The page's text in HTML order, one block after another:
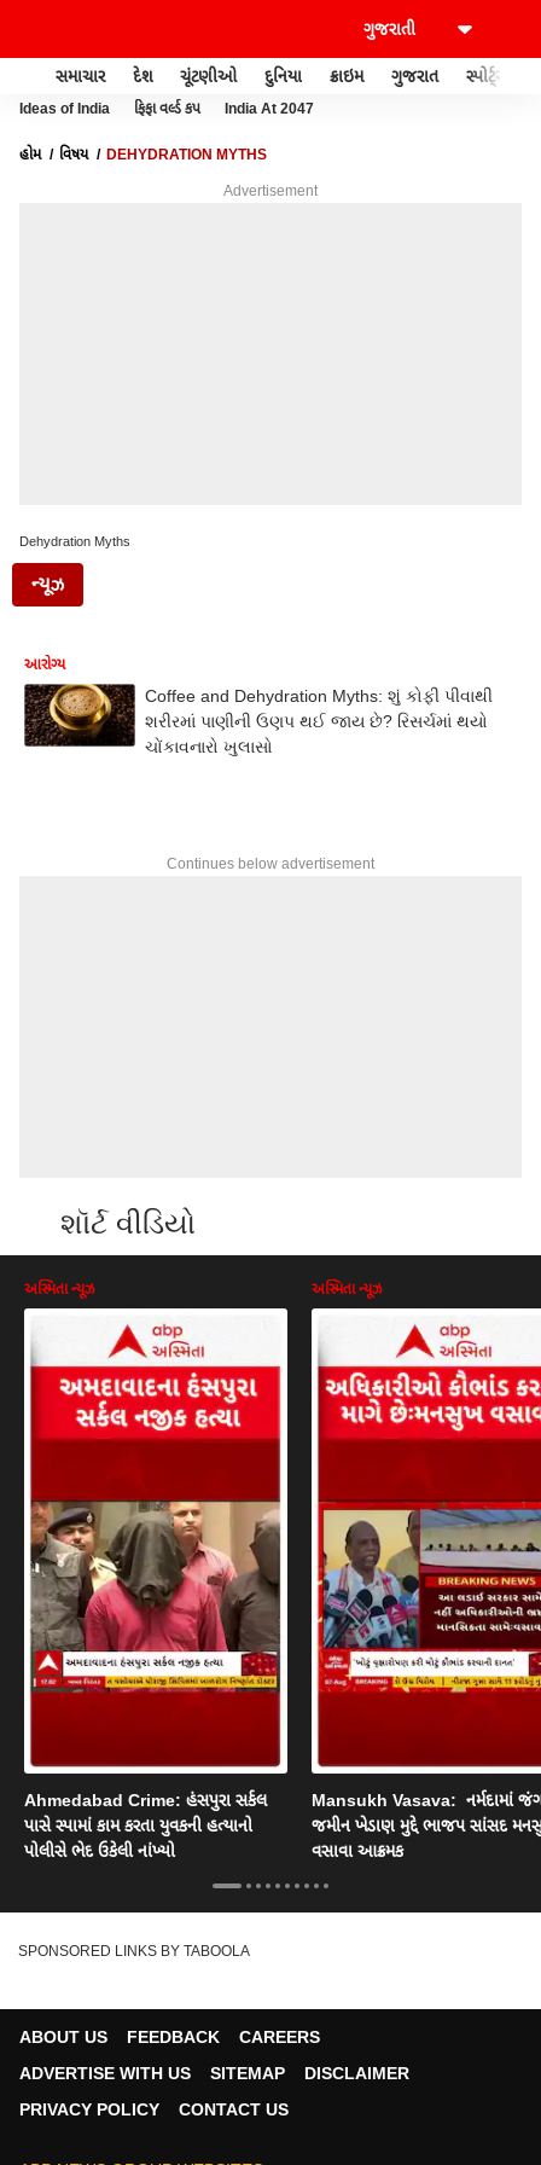
સમાચાર દેશ ચૂંટણીઓ દુનિયા ક્રાઇમ ગુજરાત સ્પોર્ટ્સ
Ideas of India ફિફા વર્લ્ડ કપ India At 2047
હોમ વિષય DEHYDRATION MYTHS
Advertisement
Dehydration Myths
ન્યૂઝ
આરોગ્ય
Coffee and Dehydration Myths: શું કોફી પીવાથી
શરીરમાં પાણીની ઉણપ થઈ જાય છે? રિસર્ચમાં થયો
ચોંકાવનારો ખુલાસો
Continues below advertisement
શૉર્ટ વીડિયો
અસ્મિતા ન્યૂઝ
Ahmedabad Crime: હંસપુરા સર્કલ
પાસે સ્પામાં કામ કરતા યુવકની હત્યાનો
પોલીસે ભેદ ઉકેલી નાંખ્યો
અસ્મિતા ન્યૂઝ
Mansukh Vasava: નર્મદામાં
જમીન ખેડાણ મુદ્દે ભાજપ સાંસદ
વસાવા આક્રમક
SPONSORED LINKS BY TABOOLA
ABOUT US FEEDBACK
CAREERS
ADVERTISE WITH US
SITEMAP
DISCLAIMER
PRIVACY POLICY
CONTACT US